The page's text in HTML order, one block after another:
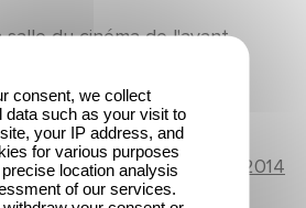
du cinéma de l'avant
2 Juillet 2014
consent, we collect
data such as your visit to
your IP address, and
for various purposes
location analysis
of our services.